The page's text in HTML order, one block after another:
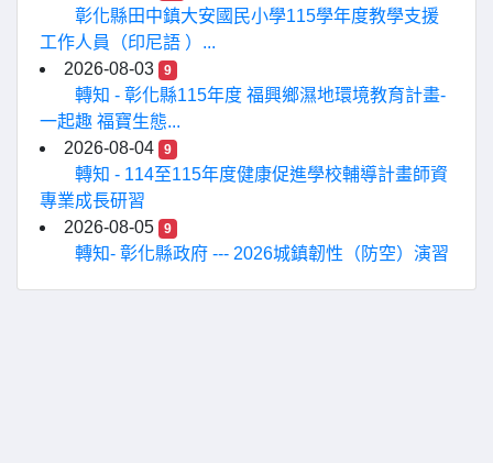
彰化縣田中鎮大安國民小學115學年度教學支援
工作人員（印尼語 ）...
2026-08-03
9
轉知 - 彰化縣115年度 福興鄉濕地環境教育計畫-
一起趣 福寶生態...
2026-08-04
9
轉知 - 114至115年度健康促進學校輔導計畫師資
專業成長研習
2026-08-05
9
轉知- 彰化縣政府 --- 2026城鎮韌性（防空）演習